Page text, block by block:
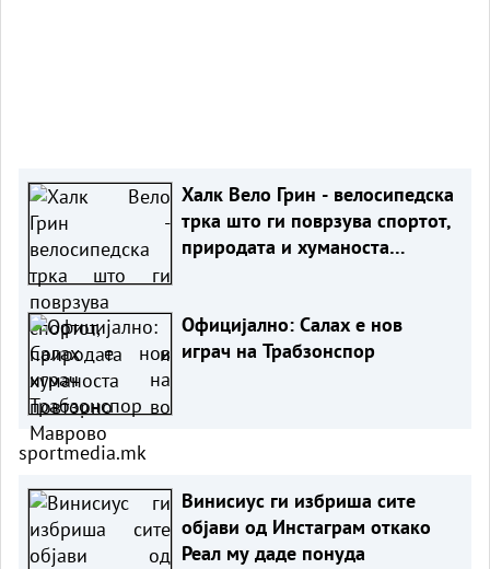
Халк Вело Грин - велосипедска
трка што ги поврзува спортот,
природата и хуманоста
Официјално: Салах е нов
играч на Трабзонспор
sportmedia.mk
Винисиус ги избриша сите
објави од Инстаграм откако
Реал му даде понуда